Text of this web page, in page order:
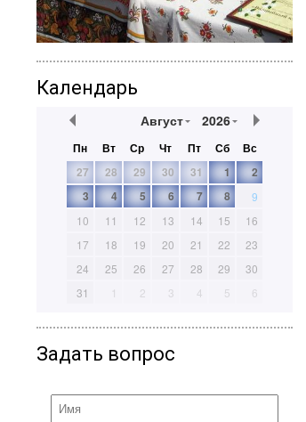
Календарь
Август 2026
Пн Вт Ср Чт Пт Сб
Вс
27
28 29 30 31 1
2
3
4 5 6 7 8
9
10
11 12 13 14 15
16
17
18 19 20 21 22
23
24
25 26 27 28 29
30
31
1 2 3 4 5 6
Задать вопрос